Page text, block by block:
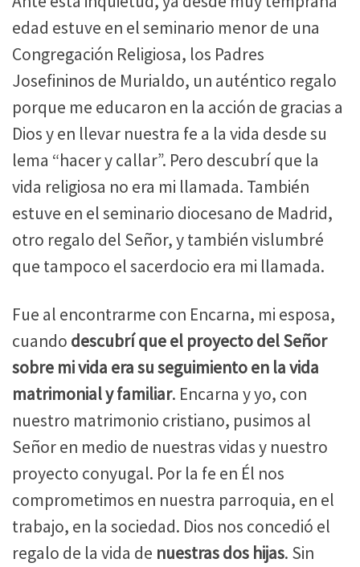
edad estuve en el seminario menor de una
Congregación Religiosa, los Padres
Josefininos de Murialdo, un auténtico regalo
porque me educaron en la acción de gracias a
Dios y en llevar nuestra fe a la vida desde su
lema “hacer y callar”. Pero descubrí que la
vida religiosa no era mi llamada. También
estuve en el seminario diocesano de Madrid,
otro regalo del Señor, y también vislumbré
que tampoco el sacerdocio era mi llamada.
Fue al encontrarme con Encarna, mi esposa,
cuando descubrí que el proyecto del Señor
sobre mi vida era su seguimiento en la vida
matrimonial y familiar. Encarna y yo, con
nuestro matrimonio cristiano, pusimos al
Señor en medio de nuestras vidas y nuestro
proyecto conyugal. Por la fe en Él nos
comprometimos en nuestra parroquia, en el
trabajo, en la sociedad. Dios nos concedió el
regalo de la vida de nuestras dos hijas. Sin